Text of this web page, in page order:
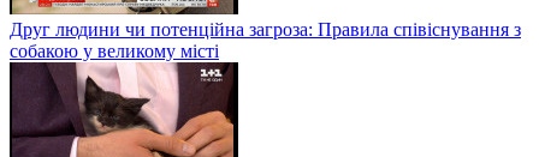
Друг людини чи потенційна загроза: Правила співіснування з
собакою у великому місті